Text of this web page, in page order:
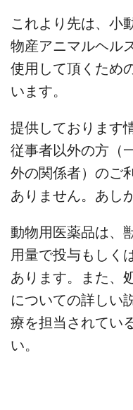
これより先は、小
物産アニマルヘル
使用して頂くため
います。
提供しております
従事者以外の方（
外の関係者）のご
ありません。あし
動物用医薬品は、
用量で投与もしく
あります。また、
についての詳しい
療を担当されてい
い。